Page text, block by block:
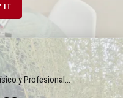
IT
y Profesional...